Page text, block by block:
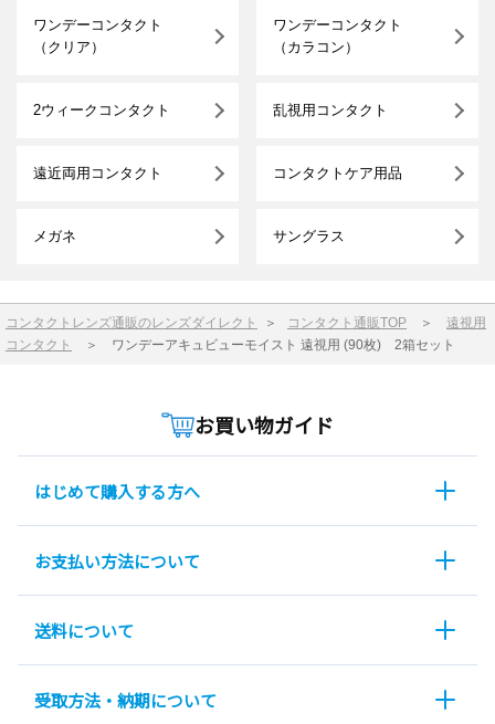
ワンデーコンタクト
（クリア）
ワンデーコンタクト
（カラコン）
2ウィークコンタクト 乱視用コンタクト
遠近両用コンタクト コンタクトケア用品
メガネ サングラス
コンタクトレンズ通販のレンズダイレクト ＞ コンタクト通販TOP ＞ 遠視用
コンタクト
＞ ワンデーアキュビューモイスト 遠視用 (90枚) 2箱セット
お買い物ガイド
はじめて購入する方へ
お支払い方法について
送料について
受取方法・納期について